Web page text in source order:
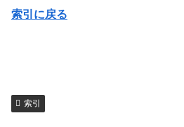
索引に戻る
索引